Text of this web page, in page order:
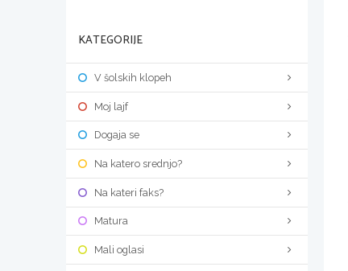
KATEGORIJE
V šolskih klopeh
Moj lajf
Dogaja se
Na katero srednjo?
Na kateri faks?
Matura
Mali oglasi